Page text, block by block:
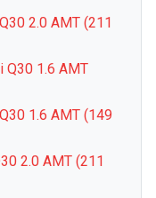
2.0 AMT (211
1.6 AMT
1.6 AMT (149
2.0 AMT (211